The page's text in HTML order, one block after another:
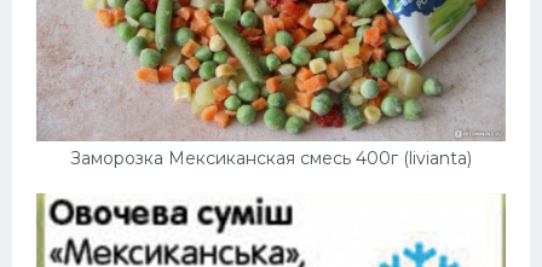
Заморозка Мексиканская смесь 400г (livianta)